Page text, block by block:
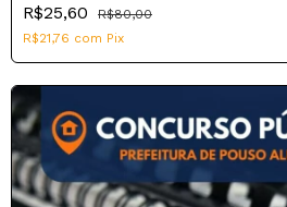
R$25,60
R$80,00
R$21,76 com Pix